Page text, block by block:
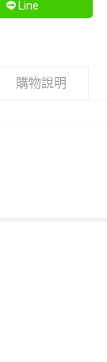
Line
購物說明